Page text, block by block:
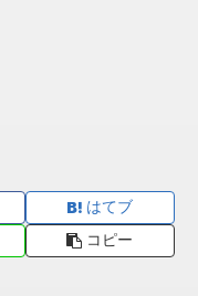
はてブ
コピー